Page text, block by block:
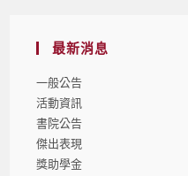
最新消息
一般公告
活動資訊
書院公告
傑出表現
獎助學金